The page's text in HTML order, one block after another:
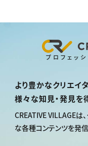
プロフェッ
より豊かなクリエイ
様々な知見・発見を
CREATIVE VILLAGEは、
な各種コンテンツを発信